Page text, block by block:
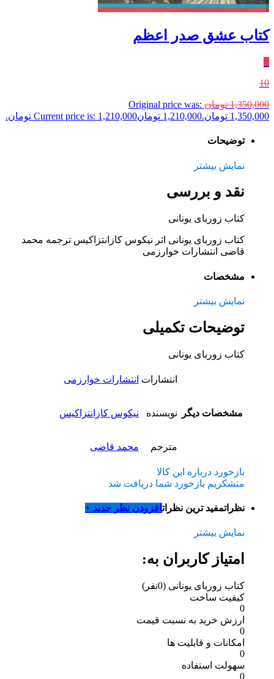
کتاب عشق صدر اعظم
10
1,350,000 تومان Original price was:
1,350,000 تومان.
1,210,000 تومانCurrent price is: 1,210,000 تومان.
توضیحات
نمایش بیشتر
نقد و بررسی
کتاب زوربای یونانی
کتاب زوربای یونانی اثر نیکوس کازانتزاکیس ترجمه محمد
قاضی انتشارات خوارزمی
مشخصات
نمایش بیشتر
توضیحات تکمیلی
کتاب زوربای یونانی
مشخصات دیگر
انتشارات انتشارات خوارزمی
نویسنده نیکوس کازانتزاکیس
مترجم محمد قاضی
بازخورد درباره این کالا
متشکریم بازخورد شما دریافت شد
نظراتمفید ترین نظراتافزودن نظر جدید +
نمایش بیشتر
امتیاز کاربران به:
کتاب زوربای یونانی (0نفر)
کیفیت ساخت
0
ارزش خرید به نسبت قیمت
0
امکانات و قابلیت ها
0
سهولت استفاده
0